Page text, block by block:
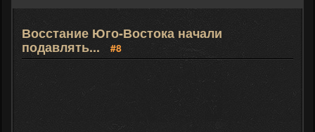
Восстание Юго-Востока начали
подавлять... #8